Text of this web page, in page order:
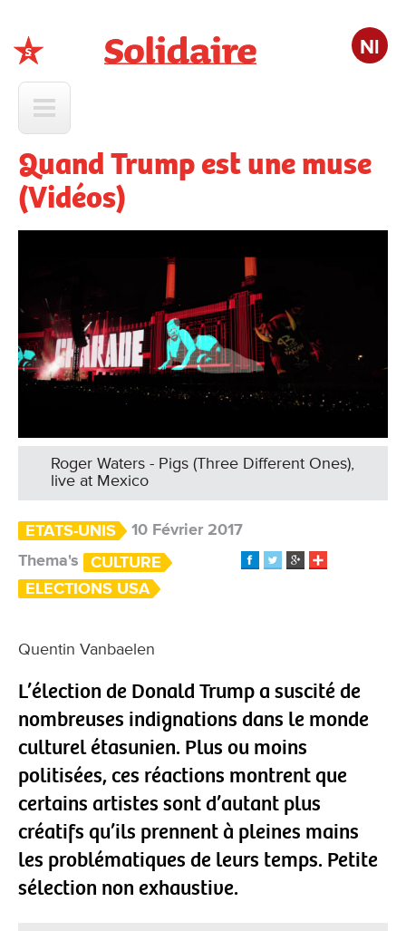
Nl
Quand Trump est une muse
(Vidéos)
Roger Waters - Pigs (Three Different Ones),
live at Mexico
ETATS-UNIS
10 Février 2017
Thema's
CULTURE
ELECTIONS USA
Quentin Vanbaelen
L’élection de Donald Trump a suscité de
nombreuses indignations dans le monde
culturel étasunien. Plus ou moins
politisées, ces réactions montrent que
certains artistes sont d’autant plus
créatifs qu’ils prennent à pleines mains
les problématiques de leurs temps. Petite
sélection non exhaustive.